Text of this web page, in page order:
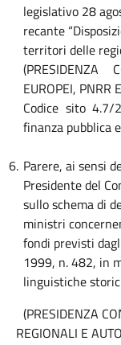
legislativo 28
recante
territori delle
(PRESIDENZA
EUROPEI, PNRR
Codice sito
finanza pubblica
6. Parere, ai sensi
Presidente del
sullo schema di
ministri
fondi previsti
1999, n. 482, in
linguistiche
(PRESIDENZA
REGIONALI E